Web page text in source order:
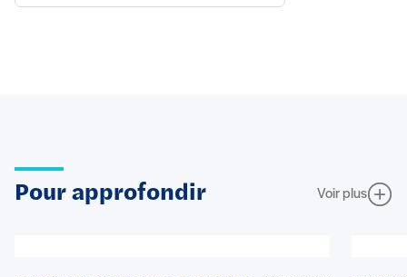
Pour approfondir Voir plus